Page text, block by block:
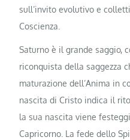
sull’invito evolutivo e
Coscienza.
Saturno è il grande saggio,
riconquista della saggezza
maturazione dell’Anima in
nascita di Cristo indica il
la sua nascita viene
Capricorno. La fede dello